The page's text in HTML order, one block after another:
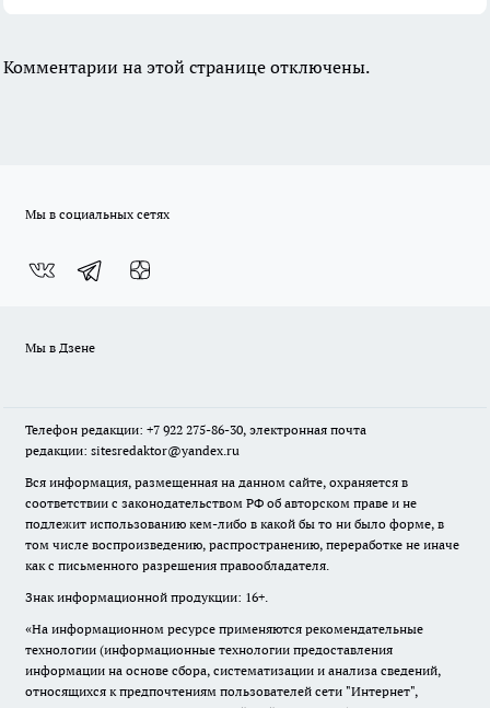
Комментарии на этой странице отключены.
Мы в социальных сетях
Мы в Дзене
Телефон редакции: +7 922 275-86-30, электронная почта
редакции: sitesredaktor@yandex.ru
Вся информация, размещенная на данном сайте, охраняется в
соответствии с законодательством РФ об авторском праве и не
подлежит использованию кем-либо в какой бы то ни было форме, в
том числе воспроизведению, распространению, переработке не иначе
как с письменного разрешения правообладателя.
Знак информационной продукции: 16+.
«На информационном ресурсе применяются рекомендательные
технологии (информационные технологии предоставления
информации на основе сбора, систематизации и анализа сведений,
относящихся к предпочтениям пользователей сети "Интернет",